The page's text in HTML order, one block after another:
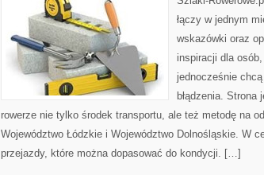
łączy w jednym
wskazówki oraz
inspiracji dla
jednocześnie
błądzenia.
rowerze nie tylko środek transportu, ale też metodę na
Województwo Łódzkie i Województwo Dolnośląskie. W
przejazdy, które można dopasować do kondycji. […]